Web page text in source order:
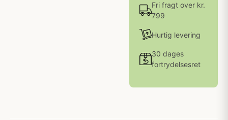
Fri fragt over kr.
799
Hurtig levering
30 dages
fortrydelsesret